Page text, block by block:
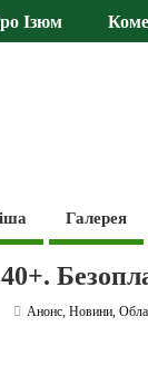
Ізюм
Галерея
Анонс,Новини,